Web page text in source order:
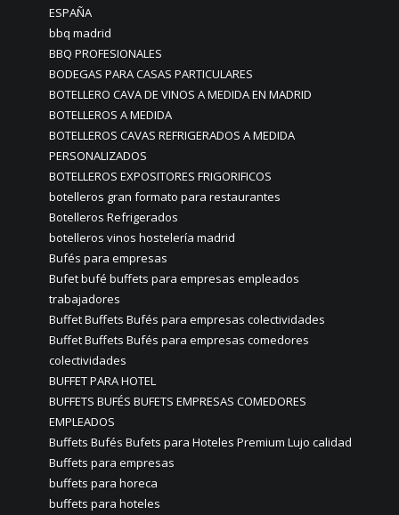
ESPAÑA
bbq madrid
BBQ PROFESIONALES
BODEGAS PARA CASAS PARTICULARES
BOTELLERO CAVA DE VINOS A MEDIDA EN MADRID
BOTELLEROS A MEDIDA
BOTELLEROS CAVAS REFRIGERADOS A MEDIDA
PERSONALIZADOS
BOTELLEROS EXPOSITORES FRIGORIFICOS
botelleros gran formato para restaurantes
Botelleros Refrigerados
botelleros vinos hostelería madrid
Bufés para empresas
Bufet bufé buffets para empresas empleados
trabajadores
Buffet Buffets Bufés para empresas colectividades
Buffet Buffets Bufés para empresas comedores
colectividades
BUFFET PARA HOTEL
BUFFETS BUFÉS BUFETS EMPRESAS COMEDORES
EMPLEADOS
Buffets Bufés Bufets para Hoteles Premium Lujo calidad
Buffets para empresas
buffets para horeca
buffets para hoteles